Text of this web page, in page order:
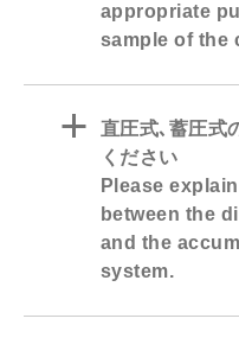
appropriate
sample of the
a
直圧式､蓄圧式
ください
Please
between the
and the
system.